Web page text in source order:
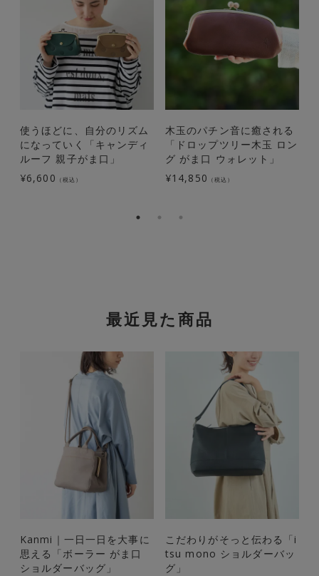
使うほどに、自分のリズム
になっていく「キャンディ
ルーフ 親子がま口」
¥6,600 （税込）
木玉のパチン音に癒される
「ドロップツリー木玉 ロン
グ がま口 ウォレット」
¥14,850 （税込）
最近見た商品
Kanmi｜一日一日を大事に
思える「ボーラー がま口
ショルダーバッグ」
こだわりがそっと伝わる「i
tsu mono ショルダーバッ
グ」